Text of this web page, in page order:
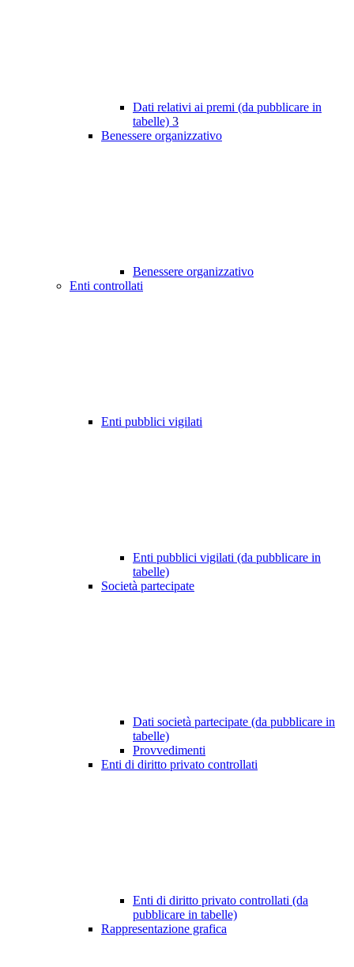
Dati relativi ai premi (da pubblicare in
tabelle) 3
Benessere organizzativo
Benessere organizzativo
Enti controllati
Enti pubblici vigilati
Enti pubblici vigilati (da pubblicare in
tabelle)
Società partecipate
Dati società partecipate (da pubblicare in
tabelle)
Provvedimenti
Enti di diritto privato controllati
Enti di diritto privato controllati (da
pubblicare in tabelle)
Rappresentazione grafica